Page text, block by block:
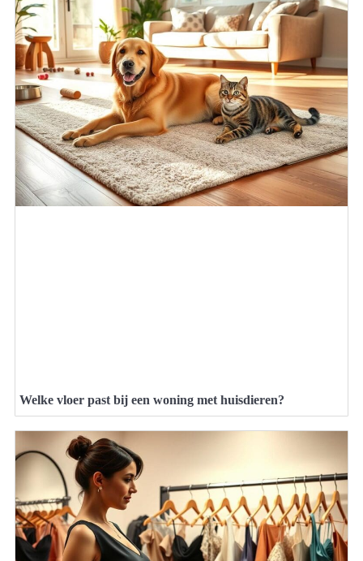
Welke vloer past bij een woning met huisdieren?